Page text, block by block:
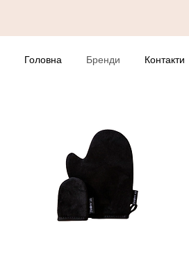
Головна Бренди Контакти